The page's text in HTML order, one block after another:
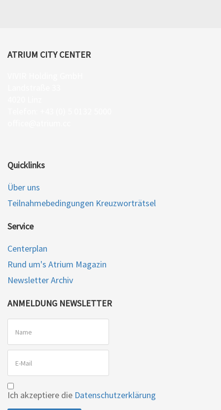
ATRIUM CITY CENTER
Quicklinks
Über uns
Teilnahmebedingungen Kreuzworträtsel
Service
Centerplan
Rund um's Atrium Magazin
Newsletter Archiv
ANMELDUNG NEWSLETTER
Ich akzeptiere die Datenschutzerklärung